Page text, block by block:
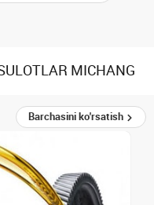
MICHANG
Barchasini ko'rsatish